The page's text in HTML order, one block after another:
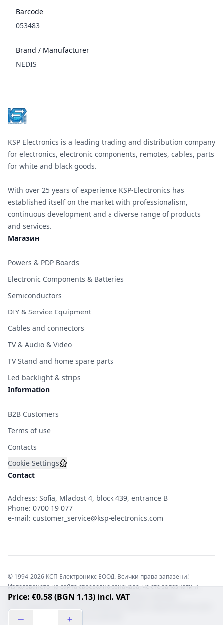
Price: €0.58 (BGN 1.13) incl. VAT
Barcode
053483
Brand / Manufacturer
NEDIS
KSP Electronics is a leading trading and distribution company
for electronics, electronic components, remotes, cables, parts
for white and black goods.
With over 25 years of experience KSP-Electronics has
established itself on the market with professionalism,
continuous development and a diverse range of products
and services.
Магазин
Powers & PDP Boards
Electronic Components & Batteries
Semiconductors
DIY & Service Equipment
Cables and connectors
TV & Audio & Video
TV Stand and home spare parts
Led backlight & strips
Information
B2B Customers
Terms of use
Contacts
Cookie Settings
Contact
Address: Sofia, Mladost 4, block 439, entrance B
Phone: 0700 19 077
e-mail: customer_service@ksp-electronics.com
© 1994-2026 КСП Електроникс ЕООД. Всички права запазени!
Използването на сайта своеволно означава, че сте запознати и
съгласни с правната информация обвързваща софтуера.
отговорност с цялата сила на закона!b